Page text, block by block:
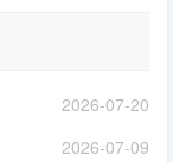
2026-07-20
2026-07-09